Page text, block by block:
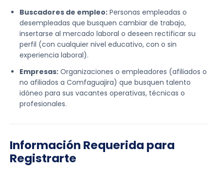
Buscadores de empleo: Personas empleadas o
desempleadas que busquen cambiar de trabajo,
insertarse al mercado laboral o deseen rectificar su
perfil (con cualquier nivel educativo, con o sin
experiencia laboral).
Empresas: Organizaciones o empleadores (afiliados o
no afiliados a Comfaguajira) que busquen talento
idóneo para sus vacantes operativas, técnicas o
profesionales.
Información Requerida para
Registrarte